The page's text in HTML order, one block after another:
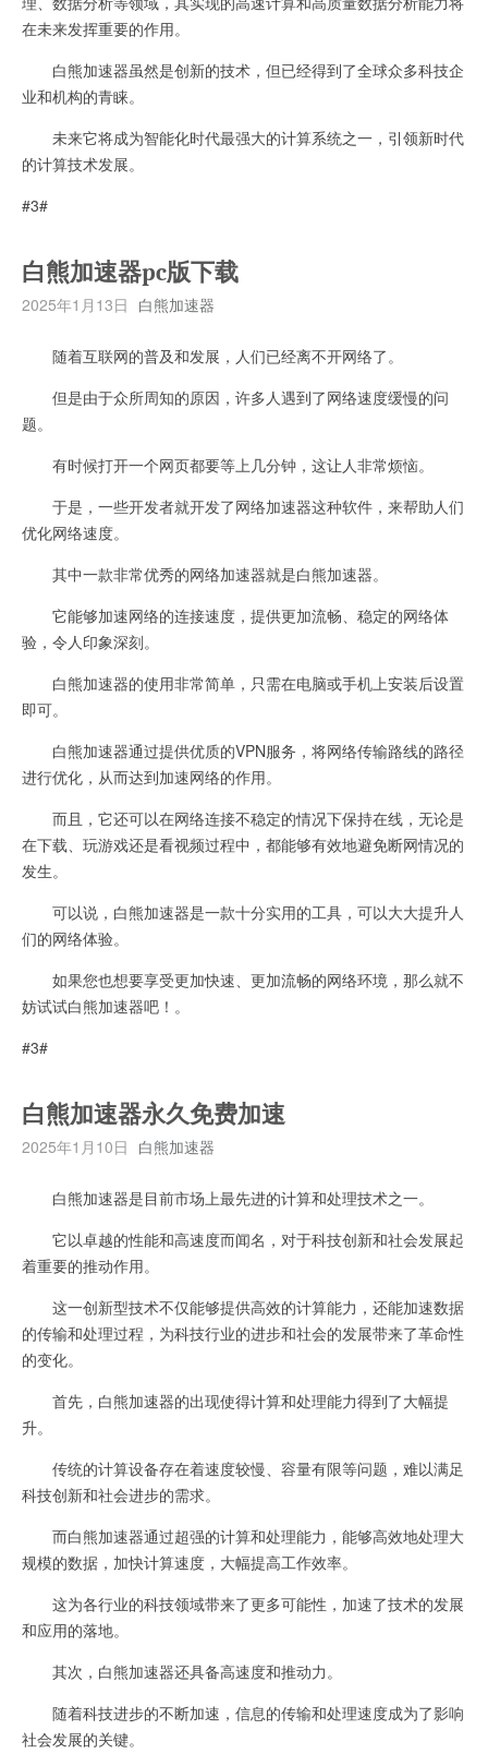
在未来发挥重要的作用。
白熊加速器虽然是创新的技术，但已经得到了全球众多科技企
业和机构的青睐。
未来它将成为智能化时代最强大的计算系统之一，引领新时代
的计算技术发展。
#3#
白熊加速器pc版下载
2025年1月13日 白熊加速器
随着互联网的普及和发展，人们已经离不开网络了。
但是由于众所周知的原因，许多人遇到了网络速度缓慢的问
题。
有时候打开一个网页都要等上几分钟，这让人非常烦恼。
于是，一些开发者就开发了网络加速器这种软件，来帮助人们
优化网络速度。
其中一款非常优秀的网络加速器就是白熊加速器。
它能够加速网络的连接速度，提供更加流畅、稳定的网络体
验，令人印象深刻。
白熊加速器的使用非常简单，只需在电脑或手机上安装后设置
即可。
白熊加速器通过提供优质的VPN服务，将网络传输路线的路径
进行优化，从而达到加速网络的作用。
而且，它还可以在网络连接不稳定的情况下保持在线，无论是
在下载、玩游戏还是看视频过程中，都能够有效地避免断网情况的
发生。
可以说，白熊加速器是一款十分实用的工具，可以大大提升人
们的网络体验。
如果您也想要享受更加快速、更加流畅的网络环境，那么就不
妨试试白熊加速器吧！。
#3#
白熊加速器永久免费加速
2025年1月10日 白熊加速器
白熊加速器是目前市场上最先进的计算和处理技术之一。
它以卓越的性能和高速度而闻名，对于科技创新和社会发展起
着重要的推动作用。
这一创新型技术不仅能够提供高效的计算能力，还能加速数据
的传输和处理过程，为科技行业的进步和社会的发展带来了革命性
的变化。
首先，白熊加速器的出现使得计算和处理能力得到了大幅提
升。
传统的计算设备存在着速度较慢、容量有限等问题，难以满足
科技创新和社会进步的需求。
而白熊加速器通过超强的计算和处理能力，能够高效地处理大
规模的数据，加快计算速度，大幅提高工作效率。
这为各行业的科技领域带来了更多可能性，加速了技术的发展
和应用的落地。
其次，白熊加速器还具备高速度和推动力。
随着科技进步的不断加速，信息的传输和处理速度成为了影响
社会发展的关键。